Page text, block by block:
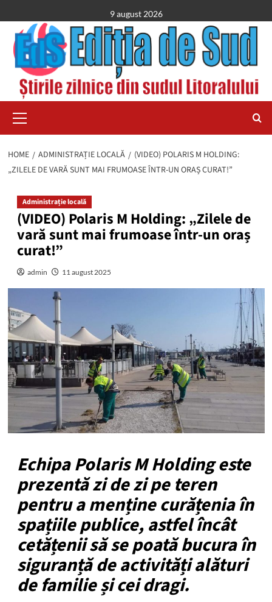
to
content
9 august 2026
Menu
HOME ADMINISTRAȚIE LOCALĂ
(VIDEO) POLARIS M HOLDING:
„ZILELE DE VARĂ SUNT MAI FRUMOASE ÎNTR-UN ORAȘ CURAT!”
Administrație locală
(VIDEO) Polaris M Holding: „Zilele de
vară sunt mai frumoase într-un oraș
curat!”
admin 11 august 2025
Echipa Polaris M Holding este
prezentă zi de zi pe teren
pentru a menține curățenia în
spațiile publice, astfel încât
cetățenii să se poată bucura în
siguranță de activități alături
de familie și cei dragi.